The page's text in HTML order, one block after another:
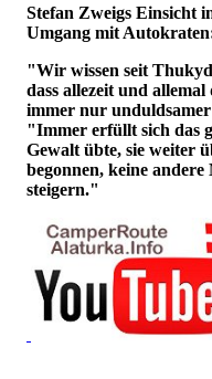
Stefan Zweigs Einsicht
Umgang mit
"Wir wissen seit
dass allezeit und
immer nur
"Immer erfüllt sich das
Gewalt übte, sie weiter
begonnen, keine
steigern."